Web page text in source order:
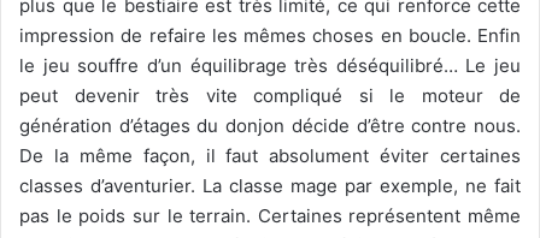
plus que le bestiaire est très limité, ce qui renforce cette
impression de refaire les mêmes choses en boucle. Enfin
le jeu souffre d’un équilibrage très déséquilibré… Le jeu
peut devenir très vite compliqué si le moteur de
génération d’étages du donjon décide d’être contre nous.
De la même façon, il faut absolument éviter certaines
classes d’aventurier. La classe mage par exemple, ne fait
pas le poids sur le terrain. Certaines représentent même